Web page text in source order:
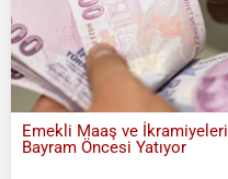
Emekli Maaş ve İkramiyeleri
Bayram Öncesi Yatıyor